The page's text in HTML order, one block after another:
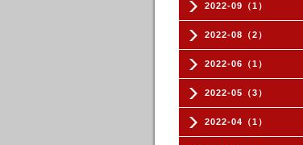
2022-09（1）
2022-08（2）
2022-06（1）
2022-05（3）
2022-04（1）